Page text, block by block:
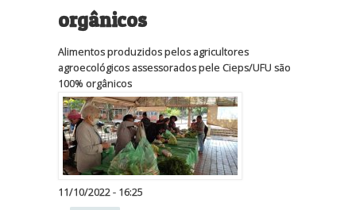
orgânicos
Alimentos produzidos pelos agricultores
agroecológicos assessorados pele Cieps/UFU são
100% orgânicos
11/10/2022 - 16:25